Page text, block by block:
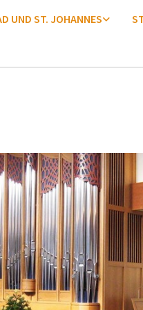
UND ST. JOHANNES